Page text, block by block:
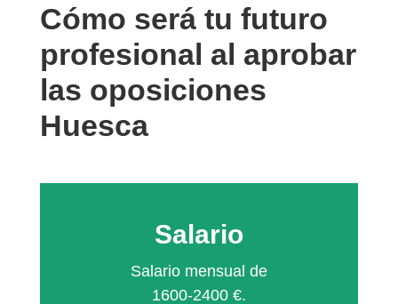
Cómo será tu futuro
profesional al aprobar
las oposiciones
Huesca
Salario
Salario mensual de
1600-2400 €.